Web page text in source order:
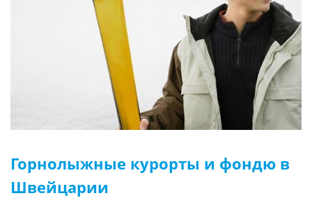
Горнолыжные курорты и фондю в
Швейцарии